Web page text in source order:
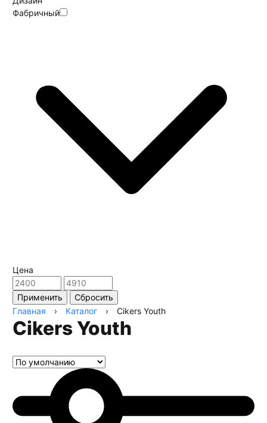
Фабричный
Цена
Применить
Сбросить
Главная
› Каталог › Cikers Youth
Cikers Youth